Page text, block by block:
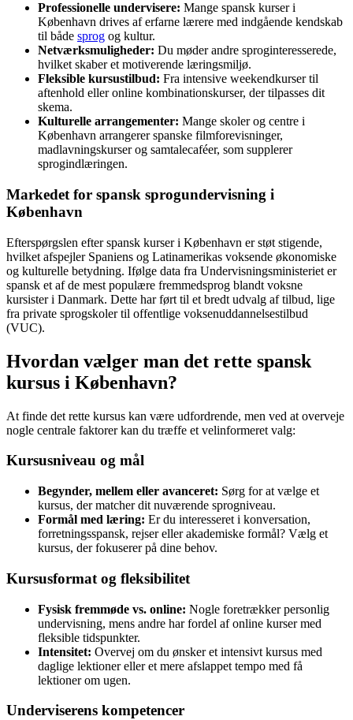
Professionelle undervisere: Mange spansk kurser i
København drives af erfarne lærere med indgående kendskab
til både sprog og kultur.
Netværksmuligheder: Du møder andre sproginteresserede,
hvilket skaber et motiverende læringsmiljø.
Fleksible kursustilbud: Fra intensive weekendkurser til
aftenhold eller online kombinationskurser, der tilpasses dit
skema.
Kulturelle arrangementer: Mange skoler og centre i
København arrangerer spanske filmforevisninger,
madlavningskurser og samtalecaféer, som supplerer
sprogindlæringen.
Markedet for spansk sprogundervisning i
København
Efterspørgslen efter spansk kurser i København er støt stigende,
hvilket afspejler Spaniens og Latinamerikas voksende økonomiske
og kulturelle betydning. Ifølge data fra Undervisningsministeriet er
spansk et af de mest populære fremmedsprog blandt voksne
kursister i Danmark. Dette har ført til et bredt udvalg af tilbud, lige
fra private sprogskoler til offentlige voksenuddannelsestilbud
(VUC).
Hvordan vælger man det rette spansk
kursus i København?
At finde det rette kursus kan være udfordrende, men ved at overveje
nogle centrale faktorer kan du træffe et velinformeret valg:
Kursusniveau og mål
Begynder, mellem eller avanceret: Sørg for at vælge et
kursus, der matcher dit nuværende sprogniveau.
Formål med læring: Er du interesseret i konversation,
forretningsspansk, rejser eller akademiske formål? Vælg et
kursus, der fokuserer på dine behov.
Kursusformat og fleksibilitet
Fysisk fremmøde vs. online: Nogle foretrækker personlig
undervisning, mens andre har fordel af online kurser med
fleksible tidspunkter.
Intensitet: Overvej om du ønsker et intensivt kursus med
daglige lektioner eller et mere afslappet tempo med få
lektioner om ugen.
Underviserens kompetencer